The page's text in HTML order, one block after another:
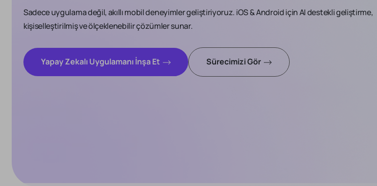
Sadece uygulama değil, akıllı mobil deneyimler geliştiriyoruz. iOS & Android için AI destekli geliştirme,
kişiselleştirilmiş ve ölçeklenebilir çözümler sunar.
Yapay Zekalı Uygulamanı İnşa Et Sürecimizi Gör